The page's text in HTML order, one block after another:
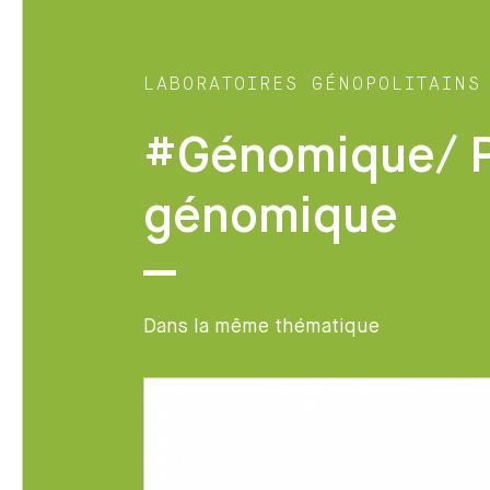
LABORATOIRES GÉNOPOLITAINS
#Génomique/
génomique
Dans la même thématique